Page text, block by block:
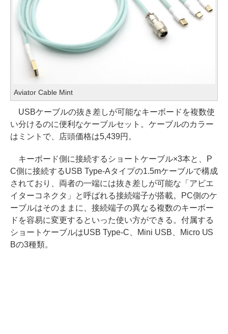
Aviator Cable Mint
USBケーブルの抜き差しが可能なキーボードを複数使
い分けるのに便利なケーブルセット。ケーブルのカラー
はミントで、店頭価格は5,439円。
キーボード側に接続するショートケーブル×3本と、P
C側に接続するUSB Type-Aタイプの1.5mケーブルで構成
されており、両者の一端には抜き差しが可能な「アビエ
イターコネクタ」と呼ばれる接続端子が搭載。PC側のケ
ーブルはそのままに、接続端子の異なる複数のキーボー
ドを容易に変更するといった使い方ができる。付属する
ショートケーブルはUSB Type-C、Mini USB、Micro US
Bの3種類。